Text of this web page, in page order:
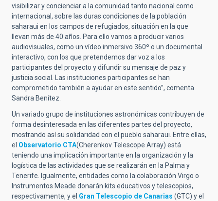
visibilizar y concienciar a la comunidad tanto nacional como
internacional, sobre las duras condiciones de la población
saharaui en los campos de refugiados, situación en la que
llevan más de 40 años. Para ello vamos a producir varios
audiovisuales, como un vídeo inmersivo 360º o un documental
interactivo, con los que pretendemos dar voz a los
participantes del proyecto y difundir su mensaje de paz y
justicia social. Las instituciones participantes se han
comprometido también a ayudar en este sentido”, comenta
Sandra Benítez.
Un variado grupo de instituciones astronómicas contribuyen de
forma desinteresada en las diferentes partes del proyecto,
mostrando así su solidaridad con el pueblo saharaui. Entre ellas,
el Observatorio CTA(Cherenkov Telescope Array) está
teniendo una implicación importante en la organización y la
logística de las actividades que se realizarán en la Palma y
Tenerife. Igualmente, entidades como la colaboración Virgo o
Instrumentos Meade donarán kits educativos y telescopios,
respectivamente, y el Gran Telescopio de Canarias (GTC) y el